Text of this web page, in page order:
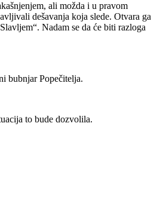
ali možda i u pravom
dešavanja koja slede. Otvara ga
Nadam se da će biti razloga
bubnjar Popečitelja.
to bude dozvolila.